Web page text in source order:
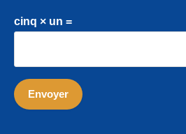
cinq × un =